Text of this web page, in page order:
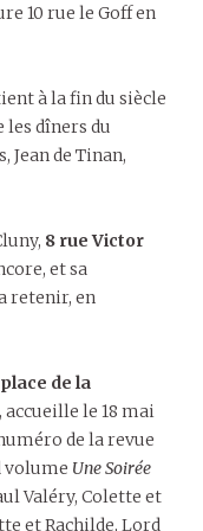
10 rue le Goff en
à la fin du siècle
les dîners du
Jean de Tinan,
8 rue Victor
et sa
retenir, en
de la
, accueille le 18 mai
de la revue
volume Une Soirée
Valéry, Colette et
et Rachilde, Lord